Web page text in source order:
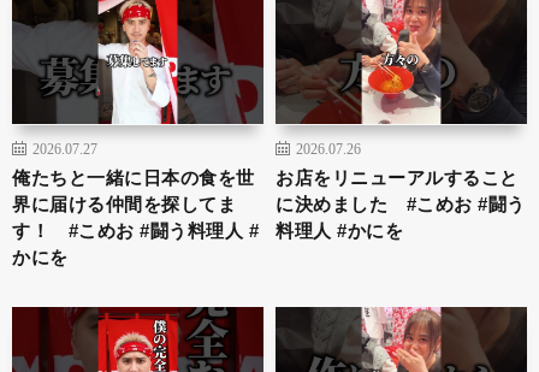
2026.07.27
俺たちと一緒に日本の食を世
界に届ける仲間を探してま
す！ #こめお #闘う料理人 #
かにを
2026.07.26
お店をリニューアルすること
に決めました #こめお #闘う
料理人 #かにを